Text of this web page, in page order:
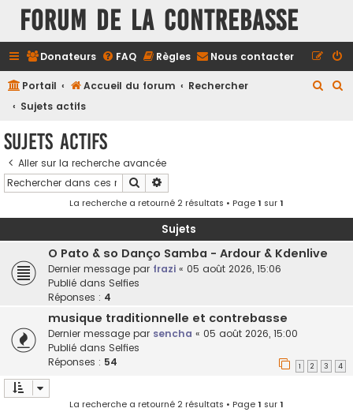
FORUM DE LA CONTREBASSE
Donateurs FAQ Règles Nous contacter
Portail Accueil du forum
Rechercher
Sujets actifs
e
Sujets actifs
Aller sur la recherche avancée
Rechercher
La recherche a retourné 2 résultats • Page1 sur1
Sujets
O Pato & so Danço Samba - Ardour & Kdenlive
Dernier message par frazi « 05 août 2026, 15:06
Publié dans Selfies
Réponses : 4
musique traditionnelle et contrebasse
Dernier message par sencha « 05 août 2026, 15:00
Publié dans Selfies
Réponses : 54 1 2 3 4
La recherche a retourné 2 résultats • Page1 sur1